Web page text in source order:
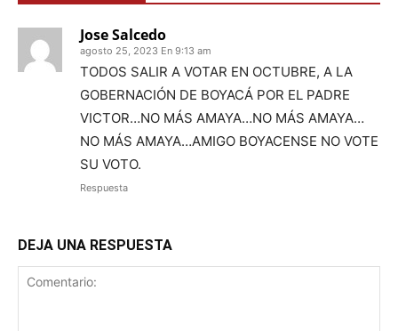
Jose Salcedo
agosto 25, 2023 En 9:13 am
TODOS SALIR A VOTAR EN OCTUBRE, A LA
GOBERNACIÓN DE BOYACÁ POR EL PADRE
VICTOR…NO MÁS AMAYA…NO MÁS AMAYA…
NO MÁS AMAYA…AMIGO BOYACENSE NO VOTE
SU VOTO.
Respuesta
DEJA UNA RESPUESTA